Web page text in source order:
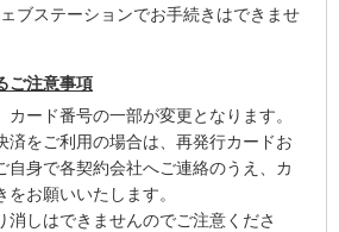
ブステーションでお手続きはできませ
ご注意事項
カード番号の一部が変更となります。
済をご利用の場合は、再発行カードお
自身で各契約会社へご連絡のうえ、カ
お願いいたします。
消しはできませんのでご注意くださ